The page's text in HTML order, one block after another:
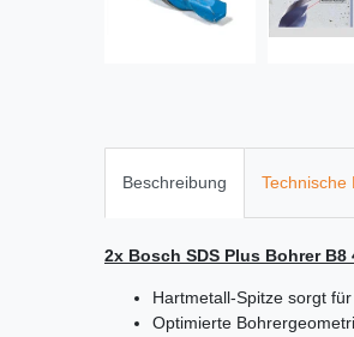
Beschreibung Technische
2x Bosch SDS Plus Bohrer B8
Hartmetall-Spitze sorgt
Optimierte